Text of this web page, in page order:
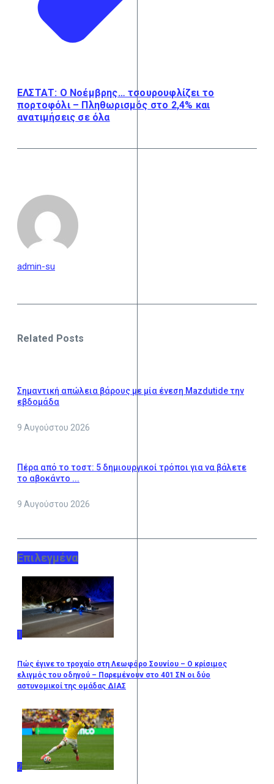
ΕΛΣΤΑΤ: Ο Νοέμβρης… τσουρουφλίζει το
πορτοφόλι – Πληθωρισμός στο 2,4% και
ανατιμήσεις σε όλα
admin-su
Related Posts
Σημαντική απώλεια βάρους με μία ένεση Mazdutide την
εβδομάδα
9 Αυγούστου 2026
Πέρα από το τοστ: 5 δημιουργικοί τρόποι για να βάλετε
το αβοκάντο ...
9 Αυγούστου 2026
Επιλεγμένα
1
Πώς έγινε το τροχαίο στη Λεωφόρο Σουνίου – Ο κρίσιμος
ελιγμός του οδηγού – Παρεμένουν στο 401 ΣΝ οι δύο
αστυνομικοί της ομάδας ΔΙΑΣ
2